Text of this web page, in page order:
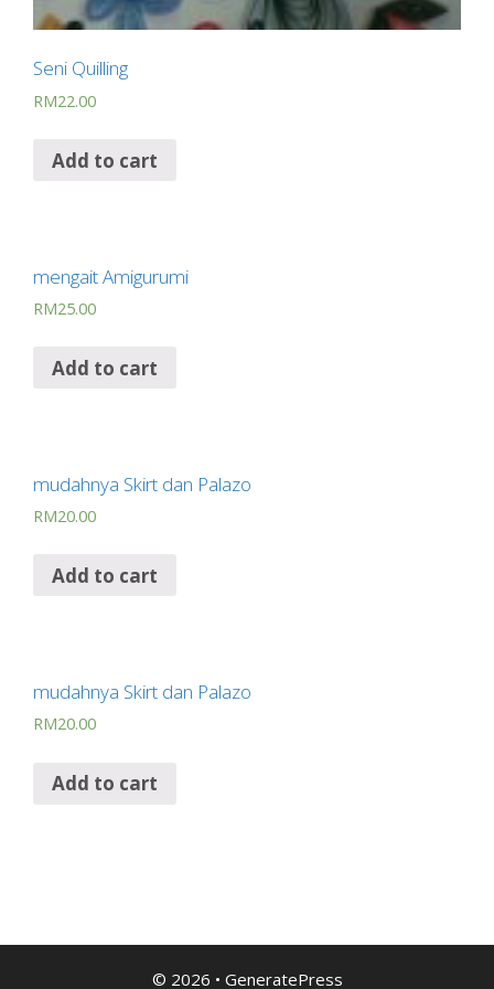
Seni Quilling
RM22.00
Add to cart
mengait Amigurumi
RM25.00
Add to cart
mudahnya Skirt dan Palazo
RM20.00
Add to cart
mudahnya Skirt dan Palazo
RM20.00
Add to cart
© 2026 • GeneratePress